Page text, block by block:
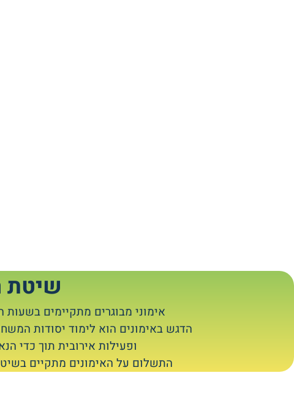
שיטת
אימוני מבוגרים מתקיימים
הדגש באימונים הוא לימוד יסודות
ופעילות אירובית תוך כדי
התשלום על האימונים מתקיים